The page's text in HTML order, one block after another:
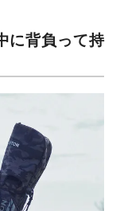
に背負って持